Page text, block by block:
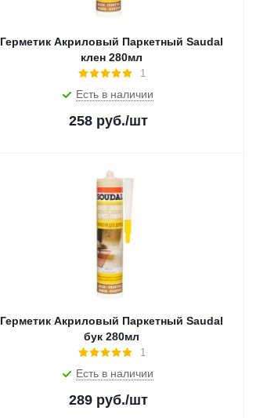
Герметик Акриловый Паркетный Saudal
клен 280мл
1
Есть в наличии
258 руб./шт
Герметик Акриловый Паркетный Saudal
бук 280мл
1
Есть в наличии
289 руб./шт